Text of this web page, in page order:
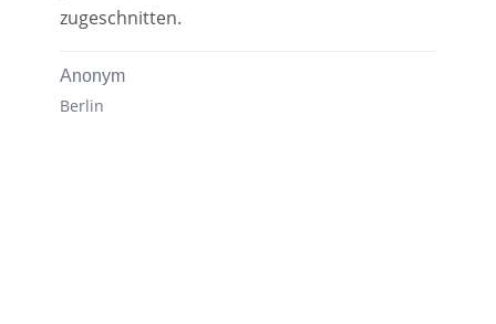
zugeschnitten.
Anonym
Berlin